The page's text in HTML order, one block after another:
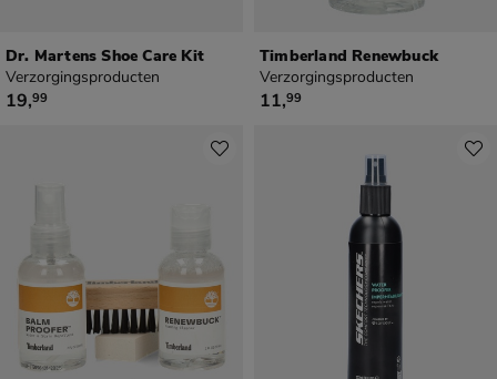
Dr. Martens Shoe Care Kit
Verzorgingsproducten
€ 19,99
19,99
Timberland Renewbuck
Verzorgingsproducten
€ 11,99
11,99